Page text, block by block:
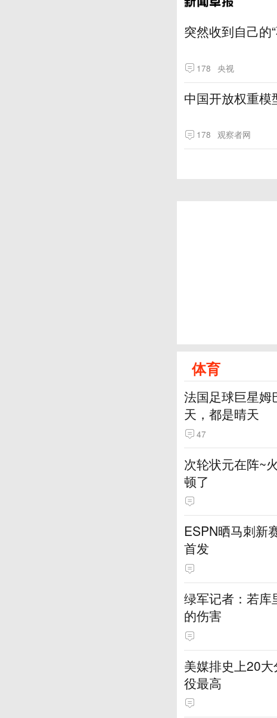
突然收到自己的
178 央视
中国开放权重模
178 观察者网
体育
法国足球巨星姆
天，都是晴天
47
次轮状元在阵~
顿了
ESPN晒马刺新
首发
绿军记者：若库
的伤害
美媒排史上20
役最高